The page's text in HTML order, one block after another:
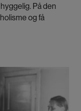
På den
og få